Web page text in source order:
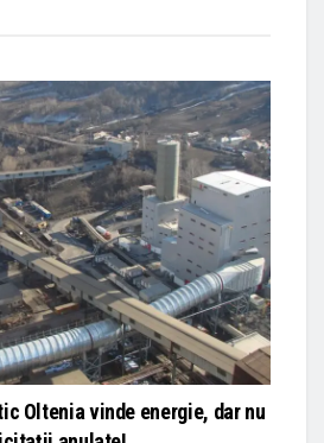
Oltenia vinde energie, dar nu